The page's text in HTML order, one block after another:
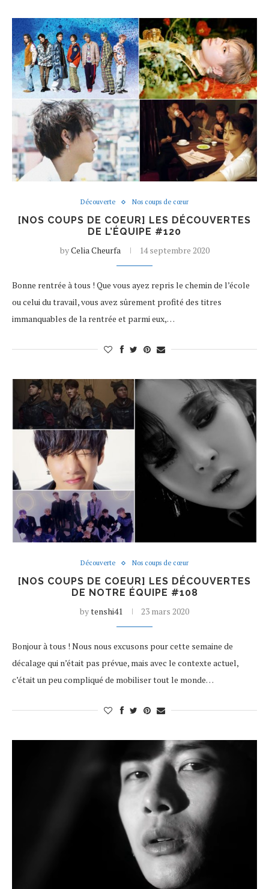
Découverte Nos coups de cœur
[NOS COUPS DE COEUR] LES DÉCOUVERTES
DE L’ÉQUIPE #120
byCelia Cheurfa 14 septembre 2020
Bonne rentrée à tous ! Que vous ayez repris le chemin de l’école
ou celui du travail, vous avez sûrement profité des titres
immanquables de la rentrée et parmi eux,…
Découverte Nos coups de cœur
[NOS COUPS DE COEUR] LES DÉCOUVERTES
DE NOTRE ÉQUIPE #108
bytenshi41 23 mars 2020
Bonjour à tous ! Nous nous excusons pour cette semaine de
décalage qui n’était pas prévue, mais avec le contexte actuel,
c’était un peu compliqué de mobiliser tout le monde…